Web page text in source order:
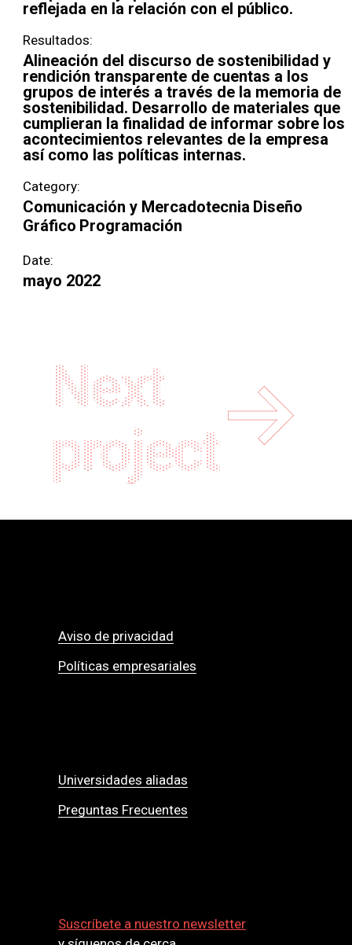
reflejada en la relación con el público.
Resultados:
Alineación del discurso de sostenibilidad y
rendición transparente de cuentas a los
grupos de interés a través de la memoria de
sostenibilidad. Desarrollo de materiales que
cumplieran la finalidad de informar sobre los
acontecimientos relevantes de la empresa
así como las políticas internas.
Category:
Comunicación y Mercadotecnia Diseño
Gráfico Programación
Date:
mayo 2022
Next
project
Aviso de privacidad
Políticas empresariales
Universidades aliadas
Preguntas Frecuentes
Suscríbete a nuestro newsletter